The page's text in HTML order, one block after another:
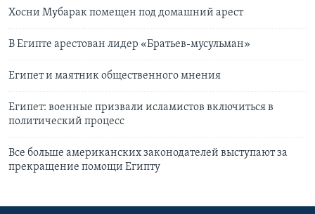
Хосни Мубарак помещен под домашний арест
В Египте арестован лидер «Братьев-мусульман»
Египет и маятник общественного мнения
Египет: военные призвали исламистов включиться в
политический процесс
Все больше американских законодателей выступают за
прекращение помощи Египту